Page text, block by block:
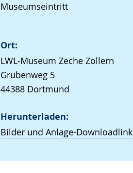
Museumseintritt
Ort:
LWL-Museum Zeche Zollern
Grubenweg 5
44388 Dortmund
Herunterladen:
Bilder und Anlage-Downloadlink